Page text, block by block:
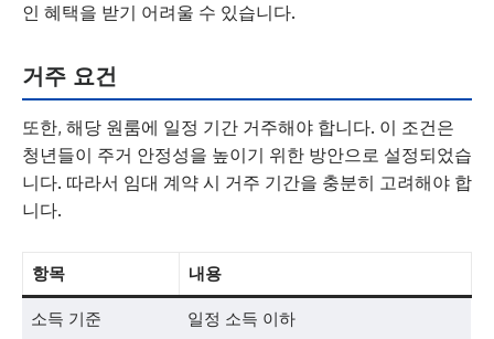
인 혜택을 받기 어려울 수 있습니다.
거주 요건
또한, 해당 원룸에 일정 기간 거주해야 합니다. 이 조건은
청년들이 주거 안정성을 높이기 위한 방안으로 설정되었습
니다. 따라서 임대 계약 시 거주 기간을 충분히 고려해야 합
니다.
항목 내용
소득 기준 일정 소득 이하